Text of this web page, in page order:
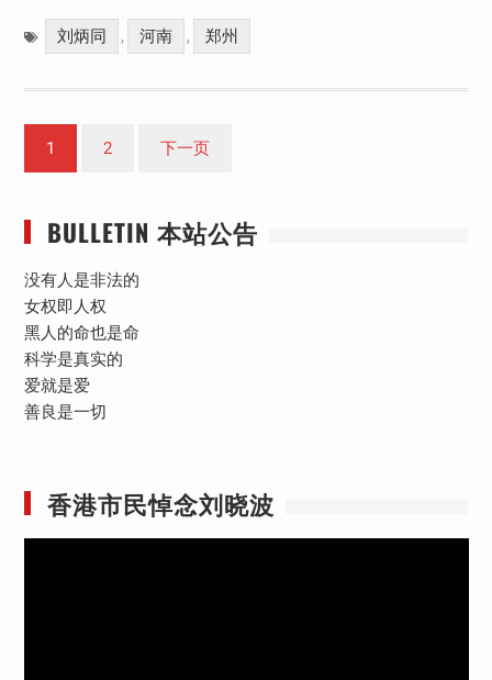
刘炳同 , 河南 , 郑州
章
页
1 2 下一页
BULLETIN 本站公告
没有人是非法的
女权即人权
黑人的命也是命
科学是真实的
爱就是爱
善良是一切
香港市民悼念刘晓波